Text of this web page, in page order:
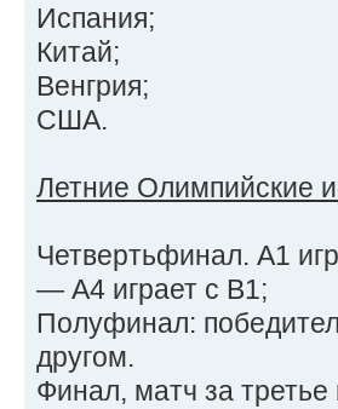
Испания;
Китай;
Венгрия;
США.
Летние Олимпийские
Четвертьфинал. А1
— А4 играет с В1;
Полуфинал:
другом.
Финал, матч за третье